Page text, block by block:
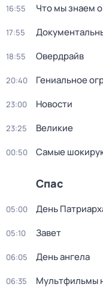
16:55 Что мы знаем
17:55
18:55 Овердрайв
20:40 Гениальное
23:00 Новости
23:25 Великие
00:50 Самые
Спас
05:00 Дeнь
05:10 Завет
06:05 День ангела
06:35 Мультфильмы